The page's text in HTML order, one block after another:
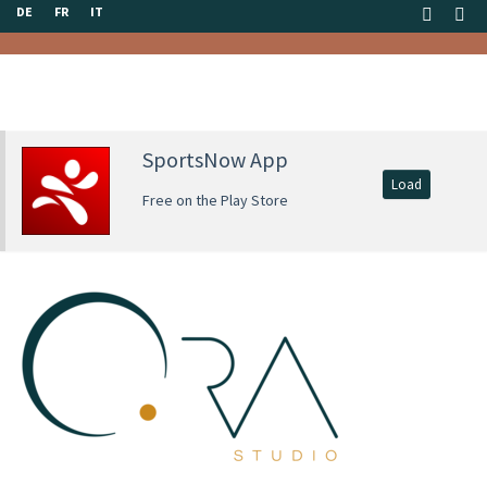
DE FR IT
SportsNow App
Free on the Play Store
Load